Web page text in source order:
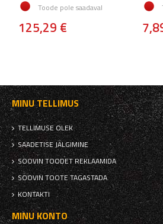
Toode pole saadaval
125,29 €
MINU TELLIMUS
TELLIMUSE OLEK
SAADETISE JÄLGIMINE
SOOVIN TOODET REKLAAMIDA
SOOVIN TOOTE TAGASTADA
KONTAKTI
MINU KONTO